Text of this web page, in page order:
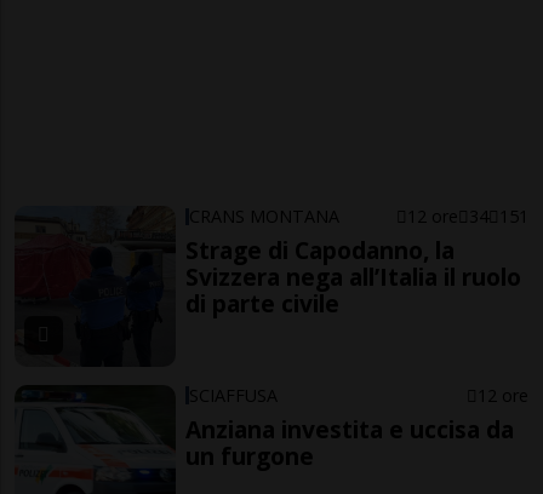
CRANS MONTANA 12 ore 34 151
Strage di Capodanno, la
Svizzera nega all’Italia il ruolo
di parte civile
SCIAFFUSA 12 ore
Anziana investita e uccisa da
un furgone